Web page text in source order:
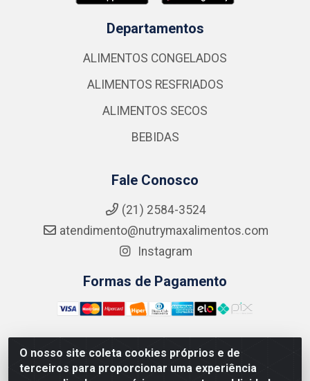
O nosso site coleta cookies próprios e de
terceiros para proporcionar uma experiência
Departamentos
ALIMENTOS CONGELADOS
ALIMENTOS RESFRIADOS
ALIMENTOS SECOS
BEBIDAS
Fale Conosco
(21) 2584-3524
atendimento@nutrymaxalimentos.com
Instagram
Formas de Pagamento
NUTRY MAX COMÉRCIO DE PRODUTOS ALIMENTICIOS
LTDA - RUA DO FEIJÃO, 721 PENHA CIRCULAR/RJ -